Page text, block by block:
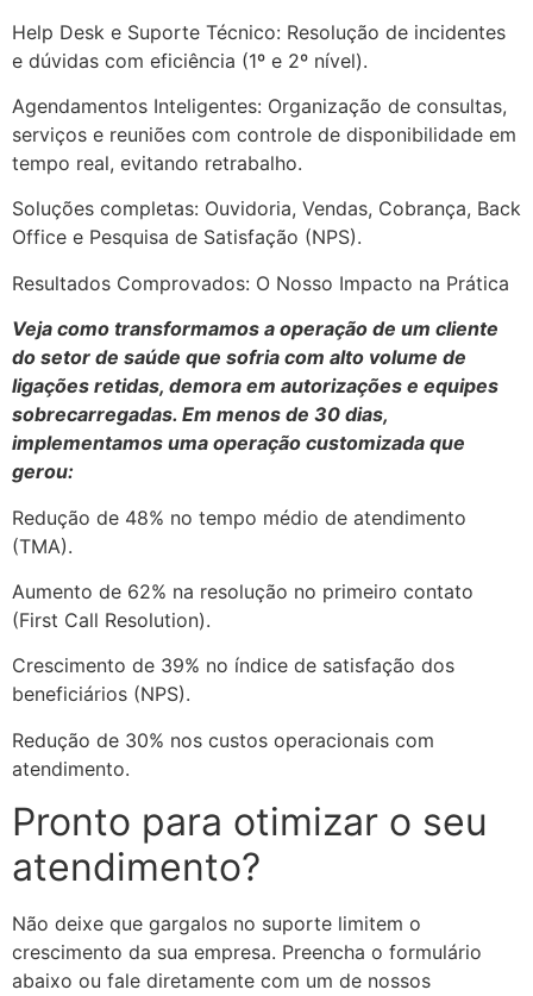
Help Desk e Suporte Técnico: Resolução de incidentes
e dúvidas com eficiência (1º e 2º nível).
Agendamentos Inteligentes: Organização de consultas,
serviços e reuniões com controle de disponibilidade em
tempo real, evitando retrabalho.
Soluções completas: Ouvidoria, Vendas, Cobrança, Back
Office e Pesquisa de Satisfação (NPS).
Resultados Comprovados: O Nosso Impacto na Prática
Veja como transformamos a operação de um cliente
do setor de saúde que sofria com alto volume de
ligações retidas, demora em autorizações e equipes
sobrecarregadas. Em menos de 30 dias,
implementamos uma operação customizada que
gerou:
Redução de 48% no tempo médio de atendimento
(TMA).
Aumento de 62% na resolução no primeiro contato
(First Call Resolution).
Crescimento de 39% no índice de satisfação dos
beneficiários (NPS).
Redução de 30% nos custos operacionais com
atendimento.
Pronto para otimizar o seu
atendimento?
Não deixe que gargalos no suporte limitem o
crescimento da sua empresa. Preencha o formulário
abaixo ou fale diretamente com um de nossos